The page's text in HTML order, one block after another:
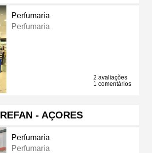
Perfumaria
Perfumaria
2 avaliações
1 comentários
REFAN - AÇORES
Perfumaria
Perfumaria